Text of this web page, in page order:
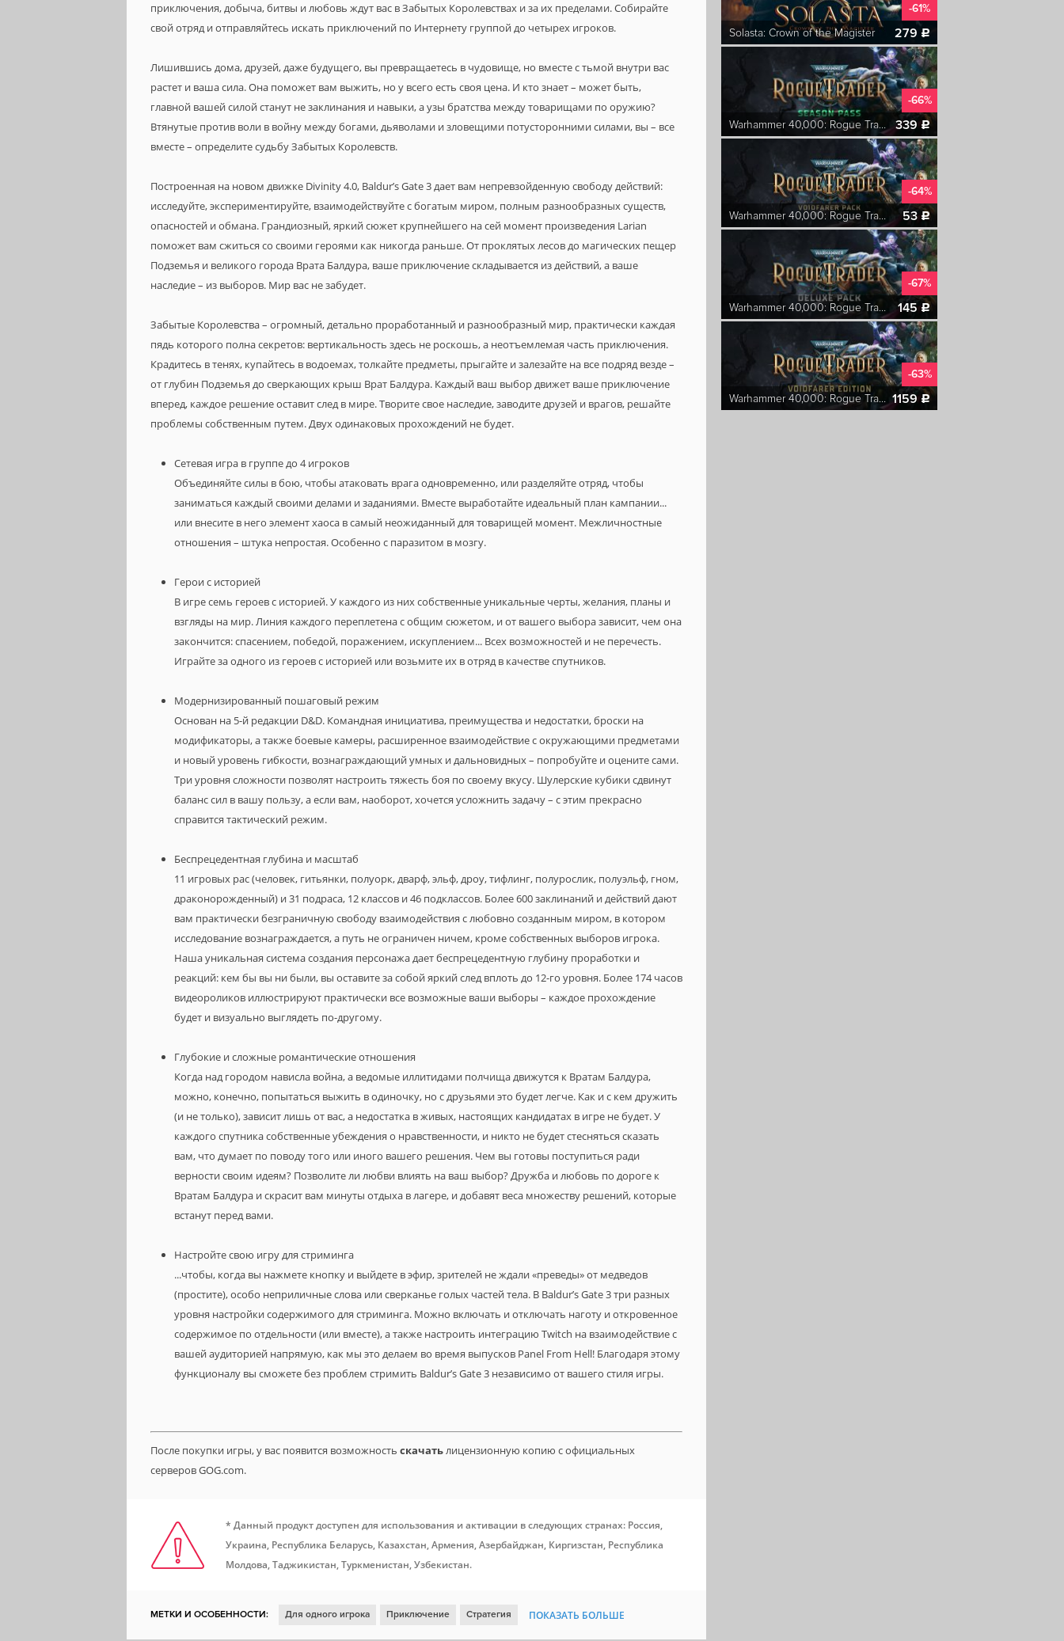
приключения, добыча, битвы и любовь ждут вас в Забытых Королевствах и за их пределами. Собирайте
свой отряд и отправляйтесь искать приключений по Интернету группой до четырех игроков.
Лишившись дома, друзей, даже будущего, вы превращаетесь в чудовище, но вместе с тьмой внутри вас
растет и ваша сила. Она поможет вам выжить, но у всего есть своя цена. И кто знает – может быть,
главной вашей силой станут не заклинания и навыки, а узы братства между товарищами по оружию?
Втянутые против воли в войну между богами, дьяволами и зловещими потусторонними силами, вы – все
вместе – определите судьбу Забытых Королевств.
Построенная на новом движке Divinity 4.0, Baldur’s Gate 3 дает вам непревзойденную свободу действий:
исследуйте, экспериментируйте, взаимодействуйте с богатым миром, полным разнообразных существ,
опасностей и обмана. Грандиозный, яркий сюжет крупнейшего на сей момент произведения Larian
поможет вам сжиться со своими героями как никогда раньше. От проклятых лесов до магических пещер
Подземья и великого города Врата Балдура, ваше приключение складывается из действий, а ваше
наследие – из выборов. Мир вас не забудет.
Забытые Королевства – огромный, детально проработанный и разнообразный мир, практически каждая
пядь которого полна секретов: вертикальность здесь не роскошь, а неотъемлемая часть приключения.
Крадитесь в тенях, купайтесь в водоемах, толкайте предметы, прыгайте и залезайте на все подряд везде –
от глубин Подземья до сверкающих крыш Врат Балдура. Каждый ваш выбор движет ваше приключение
вперед, каждое решение оставит след в мире. Творите свое наследие, заводите друзей и врагов, решайте
проблемы собственным путем. Двух одинаковых прохождений не будет.
Сетевая игра в группе до 4 игроков
Объединяйте силы в бою, чтобы атаковать врага одновременно, или разделяйте отряд, чтобы
заниматься каждый своими делами и заданиями. Вместе выработайте идеальный план кампании...
или внесите в него элемент хаоса в самый неожиданный для товарищей момент. Межличностные
отношения – штука непростая. Особенно с паразитом в мозгу.
Герои с историей
В игре семь героев с историей. У каждого из них собственные уникальные черты, желания, планы и
взгляды на мир. Линия каждого переплетена с общим сюжетом, и от вашего выбора зависит, чем она
закончится: спасением, победой, поражением, искуплением... Всех возможностей и не перечесть.
Играйте за одного из героев с историей или возьмите их в отряд в качестве спутников.
Модернизированный пошаговый режим
Основан на 5-й редакции D&D. Командная инициатива, преимущества и недостатки, броски на
модификаторы, а также боевые камеры, расширенное взаимодействие с окружающими предметами
и новый уровень гибкости, вознаграждающий умных и дальновидных – попробуйте и оцените сами.
Три уровня сложности позволят настроить тяжесть боя по своему вкусу. Шулерские кубики сдвинут
баланс сил в вашу пользу, а если вам, наоборот, хочется усложнить задачу – с этим прекрасно
справится тактический режим.
Беспрецедентная глубина и масштаб
11 игровых рас (человек, гитьянки, полуорк, дварф, эльф, дроу, тифлинг, полурослик, полуэльф, гном,
драконорожденный) и 31 подраса, 12 классов и 46 подклассов. Более 600 заклинаний и действий дают
вам практически безграничную свободу взаимодействия с любовно созданным миром, в котором
исследование вознаграждается, а путь не ограничен ничем, кроме собственных выборов игрока.
Наша уникальная система создания персонажа дает беспрецедентную глубину проработки и
реакций: кем бы вы ни были, вы оставите за собой яркий след вплоть до 12-го уровня. Более 174 часов
видеороликов иллюстрируют практически все возможные ваши выборы – каждое прохождение
будет и визуально выглядеть по-другому.
Глубокие и сложные романтические отношения
Когда над городом нависла война, а ведомые иллитидами полчища движутся к Вратам Балдура,
можно, конечно, попытаться выжить в одиночку, но с друзьями это будет легче. Как и с кем дружить
(и не только), зависит лишь от вас, а недостатка в живых, настоящих кандидатах в игре не будет. У
каждого спутника собственные убеждения о нравственности, и никто не будет стесняться сказать
вам, что думает по поводу того или иного вашего решения. Чем вы готовы поступиться ради
верности своим идеям? Позволите ли любви влиять на ваш выбор? Дружба и любовь по дороге к
Вратам Балдура и скрасит вам минуты отдыха в лагере, и добавят веса множеству решений, которые
встанут перед вами.
Настройте свою игру для стриминга
...чтобы, когда вы нажмете кнопку и выйдете в эфир, зрителей не ждали «преведы» от медведов
(простите), особо неприличные слова или сверканье голых частей тела. В Baldur’s Gate 3 три разных
уровня настройки содержимого для стриминга. Можно включать и отключать наготу и откровенное
содержимое по отдельности (или вместе), а также настроить интеграцию Twitch на взаимодействие с
вашей аудиторией напрямую, как мы это делаем во время выпусков Panel From Hell! Благодаря этому
функционалу вы сможете без проблем стримить Baldur’s Gate 3 независимо от вашего стиля игры.
После покупки игры, у вас появится возможность скачатьлицензионную копию с официальных
серверов GOG.com.
* Данный продукт доступен для использования и активации в следующих странах: Россия,
Украина, Республика Беларусь, Казахстан, Армения, Азербайджан, Киргизстан, Республика
Молдова, Таджикистан, Туркменистан, Узбекистан.
МЕТКИ И ОСОБЕННОСТИ: Для одного игрока Приключение Стратегия ПОКАЗАТЬ БОЛЬШЕ
-61%
Solasta: Crown of the Magister
279 c
-66%
Warhammer 40,000: Rogue Trader Season Pass
339 c
-64%
Warhammer 40,000: Rogue Trader Voidfarer Pack
53 c
-67%
Warhammer 40,000: Rogue Trader Deluxe Pack
145c
-63%
Warhammer 40,000: Rogue Trader Voidfarer Edition 1159 c